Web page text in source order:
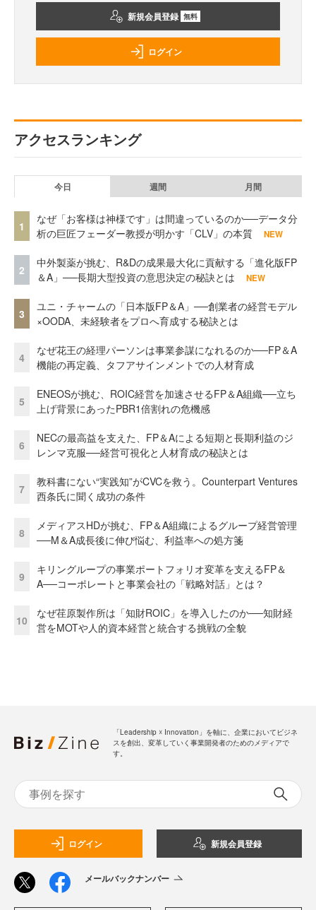
新規会員登録 無料
ログイン
アクセスランキング
今日 週間 月間
1
なぜ「お客様は神様です」は間違っているのか──データ分
析の巨匠フェーダー教授が明かす「CLV」の本質
NEW
2
中外製薬が挑む、R&Dの成果最大化に貢献する「進化版FP
＆A」──長期大型投資の意思決定の秘訣とは
NEW
3
ユニ・チャームの「日本版FP＆A」──創業者の経営モデル
×OODA、未経験者をプロへ育成する秘訣とは
4
なぜ花王の経理パーソンは事業参謀になれるのか──FP＆A
機能の再定義、タフアサインメントでの人材育成
5
ENEOSが挑む、ROIC経営を加速させるFP＆A組織──立ち
上げ背景にあったPBR1倍割れの危機感
6
NECの最高益を支えた、FP＆Aによる短期と長期利益のジ
レンマ克服──経営可視化と人材育成の秘訣とは
7
教科書にない“実践知”がCVCを救う。Counterpart Ventures
西条氏に聞く成功の条件
8
メディアスHDが挑む、FP＆A組織によるグループ経営管理
──M＆A成長後に伸び悩む、利益率への処方箋
9
キリングループの事業ポートフォリオ変革を支えるFP＆
A──コーポレートと事業会社の「戦略対話」とは？
10
なぜ荏原製作所は「知財ROIC」を導入したのか──知財経
営をMOTや人的資本経営と統合する挑戦の全貌
「Leadership ☓ Innovation」を軸に、企業においてビジネ
スを創出、変革していく事業開発者のためのメディアで
す。
ログイン 新規会員登録
メールバックナンバー